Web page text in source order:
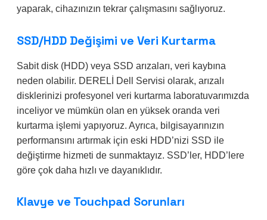
yaparak, cihazınızın tekrar çalışmasını sağlıyoruz.
SSD/HDD Değişimi ve Veri Kurtarma
Sabit disk (HDD) veya SSD arızaları, veri kaybına
neden olabilir. DERELİ Dell Servisi olarak, arızalı
disklerinizi profesyonel veri kurtarma laboratuvarımızda
inceliyor ve mümkün olan en yüksek oranda veri
kurtarma işlemi yapıyoruz. Ayrıca, bilgisayarınızın
performansını artırmak için eski HDD’nizi SSD ile
değiştirme hizmeti de sunmaktayız. SSD’ler, HDD’lere
göre çok daha hızlı ve dayanıklıdır.
Klavye ve Touchpad Sorunları